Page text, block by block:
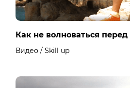
Как не волноваться
Видео / Skill up